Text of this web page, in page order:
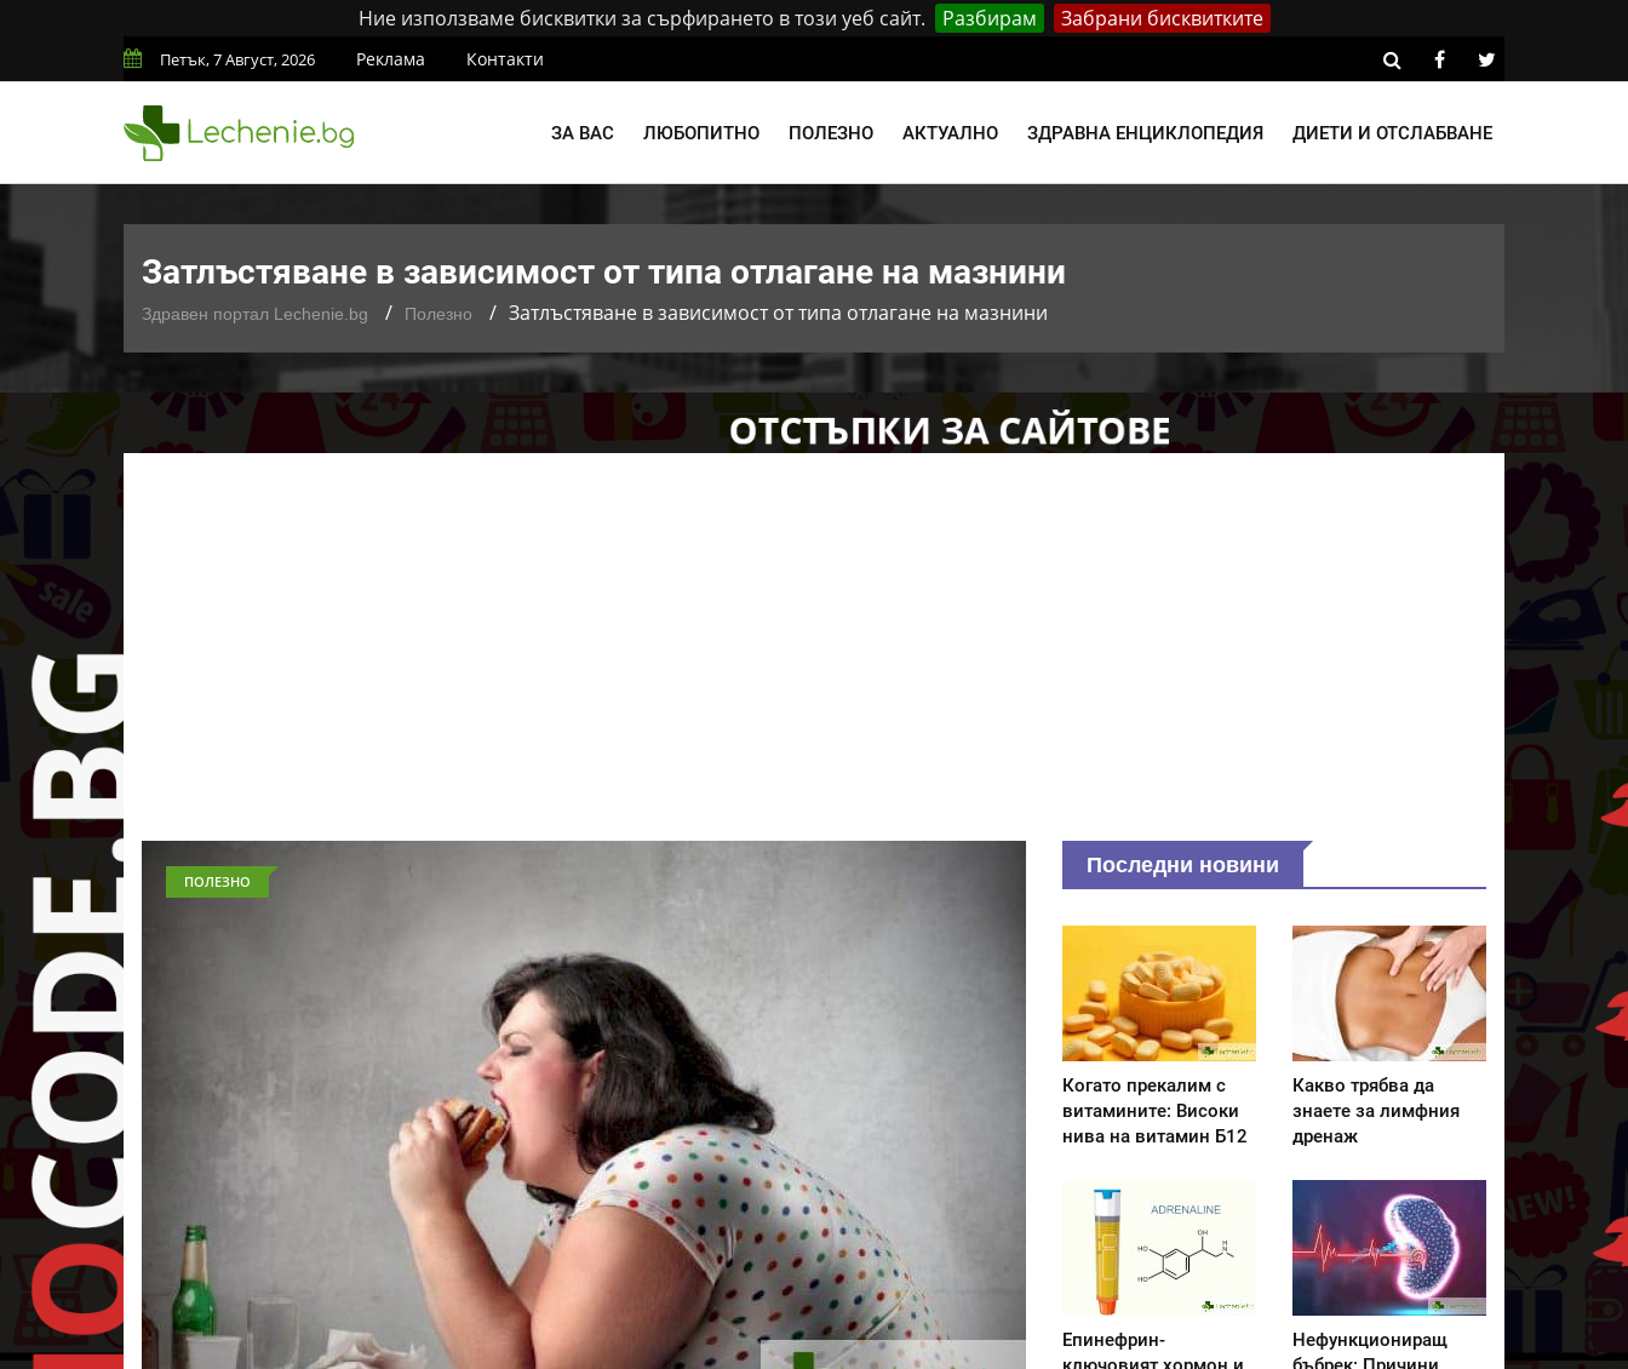
Ние използваме бисквитки за сърфирането в този уеб сайт. Разбирам Забрани бисквитките
Петък, 7 Август, 2026 Реклама Контакти
ЗА ВАС ЛЮБОПИТНО ПОЛЕЗНО АКТУАЛНО ЗДРАВНА ЕНЦИКЛОПЕДИЯ ДИЕТИ И ОТСЛАБВАНЕ
Затлъстяване в зависимост от типа отлагане на мазнини
Здравен портал Lechenie.bg Полезно Затлъстяване в зависимост от типа отлагане на мазнини
ПОЛЕЗНО
Последни новини
Когато прекалим с
витамините: Високи
нива на витамин Б12
Какво трябва да
знаете за лимфния
дренаж
Епинефрин-
Нефункциониращ